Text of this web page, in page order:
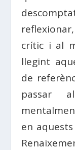
crític i al
llegint
de
passar
en